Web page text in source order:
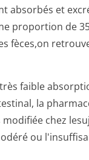
absorbés et
proportion de
fèces,on
faible
la
chez
ou